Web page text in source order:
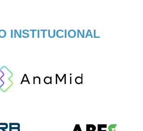
INSTITUCIONAL